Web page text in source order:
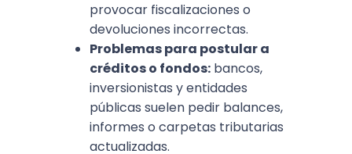
provocar fiscalizaciones o
devoluciones incorrectas.
Problemas para postular a
créditos o fondos: bancos,
inversionistas y entidades
públicas suelen pedir balances,
informes o carpetas tributarias
actualizadas.